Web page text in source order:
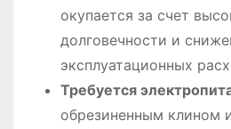
окупается за счет
долговечности и
эксплуатационных
Требуется
обрезиненным клином